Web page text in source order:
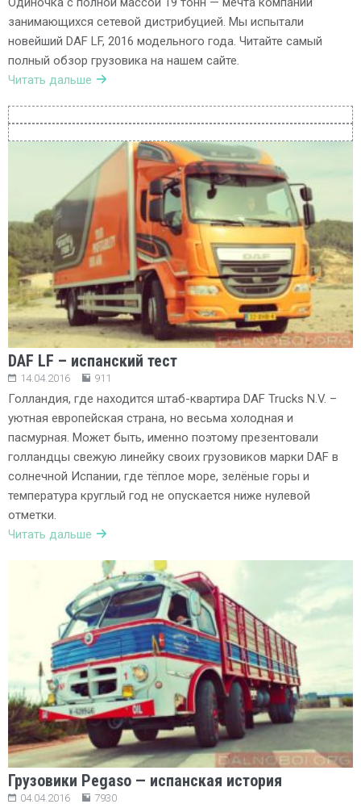
занимающихся сетевой дистрибуцией. Мы испытали
новейший DAF LF, 2016 модельного года. Читайте самый
полный обзор грузовика на нашем сайте.
Читать дальше
DAF LF – испанский тест
14.04.2016 911
Голландия, где находится штаб-квартира DAF Trucks N.V. –
уютная европейская страна, но весьма холодная и
пасмурная. Может быть, именно поэтому презентовали
голландцы свежую линейку своих грузовиков марки DAF в
солнечной Испании, где тёплое море, зелёные горы и
температура круглый год не опускается ниже нулевой
отметки.
Читать дальше
Грузовики Pegaso — испанская история
04.04.2016 7930